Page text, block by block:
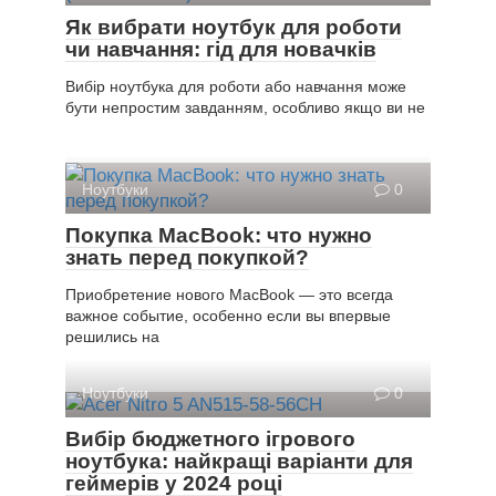
Як вибрати ноутбук для роботи
чи навчання: гід для новачків
Вибір ноутбука для роботи або навчання може
бути непростим завданням, особливо якщо ви не
Ноутбуки 0
Покупка MacBook: что нужно
знать перед покупкой?
Приобретение нового MacBook — это всегда
важное событие, особенно если вы впервые
решились на
Ноутбуки 0
Вибір бюджетного ігрового
ноутбука: найкращі варіанти для
геймерів у 2024 році